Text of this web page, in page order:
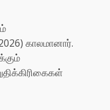
காலமானார்.